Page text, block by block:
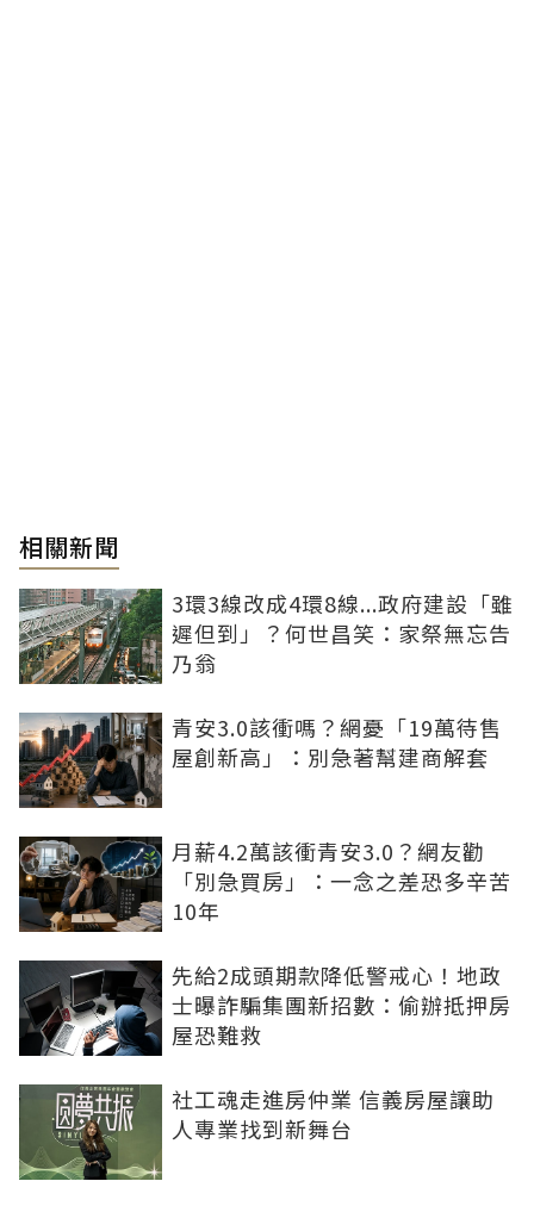
相關新聞
3環3線改成4環8線...政府建設「雖
遲但到」？何世昌笑：家祭無忘告
乃翁
青安3.0該衝嗎？網憂「19萬待售
屋創新高」：別急著幫建商解套
月薪4.2萬該衝青安3.0？網友勸
「別急買房」：一念之差恐多辛苦
10年
先給2成頭期款降低警戒心！地政
士曝詐騙集團新招數：偷辦抵押房
屋恐難救
社工魂走進房仲業 信義房屋讓助
人專業找到新舞台